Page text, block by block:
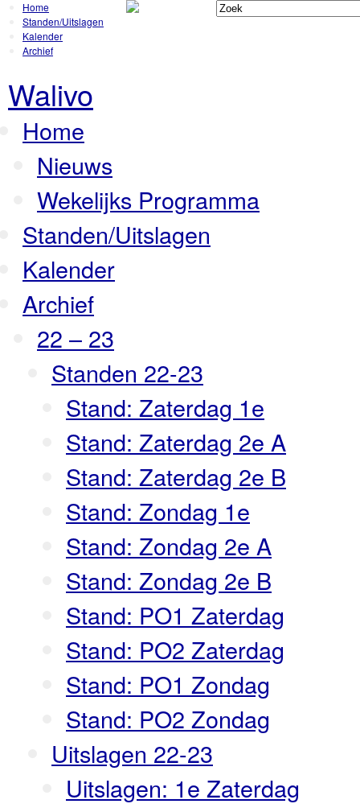
Home
Standen/Uitslagen
Kalender
Archief
Walivo
Home
Nieuws
Wekelijks Programma
Standen/Uitslagen
Kalender
Archief
22 – 23
Standen 22-23
Stand: Zaterdag 1e
Stand: Zaterdag 2e A
Stand: Zaterdag 2e B
Stand: Zondag 1e
Stand: Zondag 2e A
Stand: Zondag 2e B
Stand: PO1 Zaterdag
Stand: PO2 Zaterdag
Stand: PO1 Zondag
Stand: PO2 Zondag
Uitslagen 22-23
Uitslagen: 1e Zaterdag